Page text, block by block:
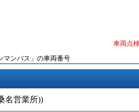
車両点
マンバス 」 の車両番号
名営業所))